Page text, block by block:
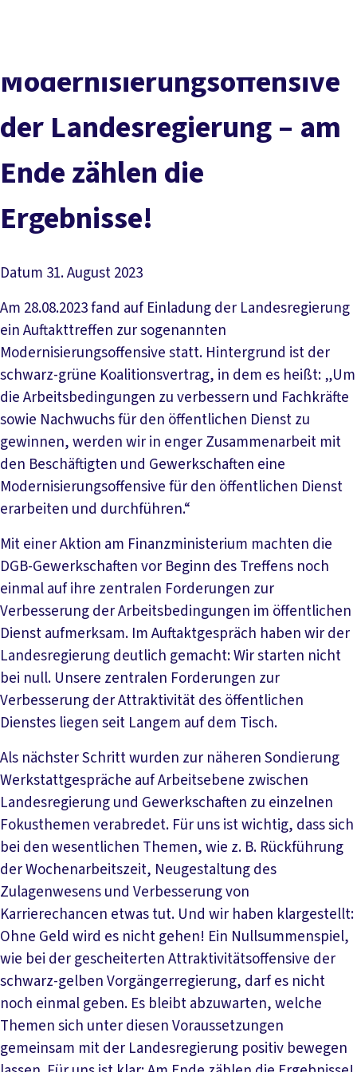
Politik in NRW
Service
Modernisierungsoffensive
der Landesregierung – am
Ende zählen die
Ergebnisse!
Datum 31. August 2023
Am 28.08.2023 fand auf Einladung der Landesregierung
ein Auftakttreffen zur sogenannten
Modernisierungsoffensive statt. Hintergrund ist der
schwarz-grüne Koalitionsvertrag, in dem es heißt: „Um
die Arbeitsbedingungen zu verbessern und Fachkräfte
sowie Nachwuchs für den öffentlichen Dienst zu
gewinnen, werden wir in enger Zusammenarbeit mit
den Beschäftigten und Gewerkschaften eine
Modernisierungsoffensive für den öffentlichen Dienst
erarbeiten und durchführen.“
Mit einer Aktion am Finanzministerium machten die
DGB-Gewerkschaften vor Beginn des Treffens noch
einmal auf ihre zentralen Forderungen zur
Verbesserung der Arbeitsbedingungen im öffentlichen
Dienst aufmerksam. Im Auftaktgespräch haben wir der
Landesregierung deutlich gemacht: Wir starten nicht
bei null. Unsere zentralen Forderungen zur
Verbesserung der Attraktivität des öffentlichen
Dienstes liegen seit Langem auf dem Tisch.
Als nächster Schritt wurden zur näheren Sondierung
Werkstattgespräche auf Arbeitsebene zwischen
Landesregierung und Gewerkschaften zu einzelnen
Fokusthemen verabredet. Für uns ist wichtig, dass sich
bei den wesentlichen Themen, wie z. B. Rückführung
der Wochenarbeitszeit, Neugestaltung des
Zulagenwesens und Verbesserung von
Karrierechancen etwas tut. Und wir haben klargestellt:
Ohne Geld wird es nicht gehen! Ein Nullsummenspiel,
wie bei der gescheiterten Attraktivitätsoffensive der
schwarz-gelben Vorgängerregierung, darf es nicht
noch einmal geben. Es bleibt abzuwarten, welche
Themen sich unter diesen Voraussetzungen
gemeinsam mit der Landesregierung positiv bewegen